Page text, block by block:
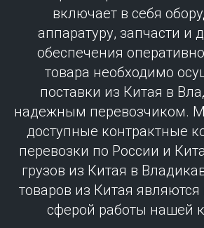
включает в себя
аппаратуру, запчасти и
обеспечения
товара необходимо
поставки из Китая в
надежным перевозчиком.
доступные контрактные
перевозки по России и
грузов из Китая в
товаров из Китая являются
сферой работы нашей